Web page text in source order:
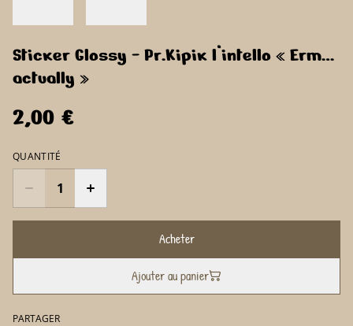
Sticker Glossy - Pr.Kipik l’intello « Erm…
actually »
2,00 €
QUANTITÉ
Acheter
Ajouter au panier
PARTAGER